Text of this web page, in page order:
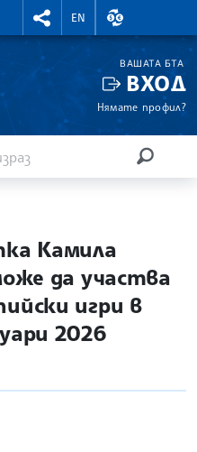
RIGHTMENU.SOCIAL
EN
ВАЛУТНИ
ВАШАТА БТА
ВХОД
Нямате профил?
Камила
да участва
игри в
2026